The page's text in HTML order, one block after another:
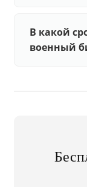
В какой
военный